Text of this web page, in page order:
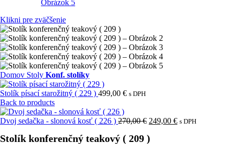
Klikni pre zväčšenie
Domov Stoly Konf. stolíky
Stolík písací starožitný ( 229 ) 499,00 € s DPH
Back to products
Dvoj sedačka - slonová kosť ( 226 ) 270,00€ Pôvodná
bola:
249,00 €Aktuálna
s DPH
Stolík konferenčný teakový ( 209 )